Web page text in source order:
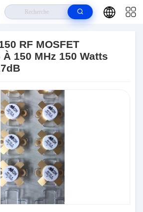
Watts 50Volt Gain 17dB
RF MOSFET
150 MHz 150 Watts